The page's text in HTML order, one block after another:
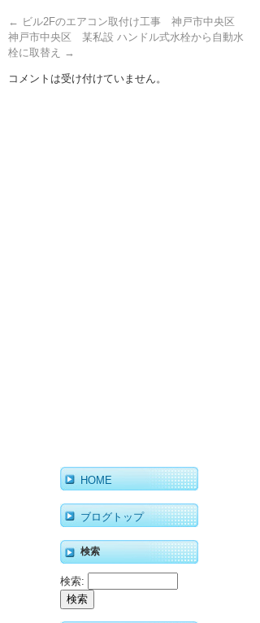
← ビル2Fのエアコン取付け工事 神戸市中央区
神戸市中央区 某私設 ハンドル式水栓から自動水
栓に取替え
→
コメントは受け付けていません。
HOME
ブログトップ
検索
検索: